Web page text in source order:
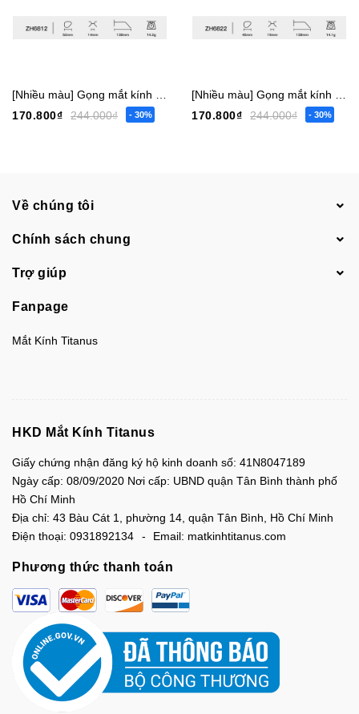
170.800₫
244.000₫ - 30%
170.800₫
244.000₫ - 30%
Về chúng tôi
Chính sách chung
Trợ giúp
Fanpage
Mắt Kính Titanus
HKD Mắt Kính Titanus
Giấy chứng nhận đăng ký hộ kinh doanh số: 41N8047189
Ngày cấp: 08/09/2020 Nơi cấp: UBND quận Tân Bình thành phố
Hồ Chí Minh
Địa chỉ: 43 Bàu Cát 1, phường 14, quận Tân Bình, Hồ Chí Minh
Điện thoại: 0931892134 Email: matkinhtitanus.com
Phương thức thanh toán